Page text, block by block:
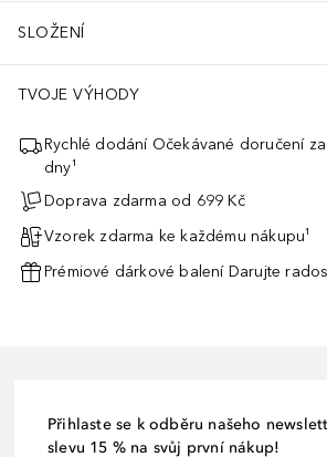
SLOŽENÍ
TVOJE VÝHODY
Rychlé dodání Očekávané doručení
dny¹
Doprava zdarma od 699 Kč
Vzorek zdarma ke každému nákupu¹
Prémiové dárkové balení Darujte
Přihlaste se k odběru našeho
slevu 15 % na svůj první nákup!